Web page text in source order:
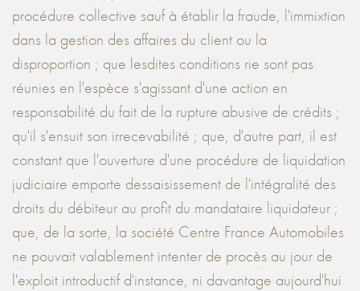
procédure collective sauf à établir la fraude, l'immixtion
dans la gestion des affaires du client ou la
disproportion ; que lesdites conditions rie sont pas
réunies en l'espèce s'agissant d'une action en
responsabilité du fait de la rupture abusive de crédits ;
qu'il s'ensuit son irrecevabilité ; que, d'autre part, il est
constant que l'ouverture d'une procédure de liquidation
judiciaire emporte dessaisissement de l'intégralité des
droits du débiteur au profit du mandataire liquidateur ;
que, de la sorte, la société Centre France Automobiles
ne pouvait valablement intenter de procès au jour de
l'exploit introductif d'instance, ni davantage aujourd'hui